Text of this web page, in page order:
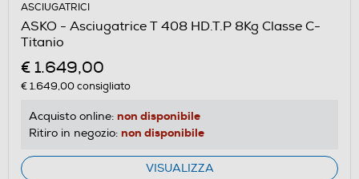
ASCIUGATRICI
ASKO - Asciugatrice T 408 HD.T.P 8Kg Classe C-
Titanio
€ 1.649,00
€ 1.649,00consigliato
Acquisto online: non disponibile
Ritiro in negozio: non disponibile
VISUALIZZA